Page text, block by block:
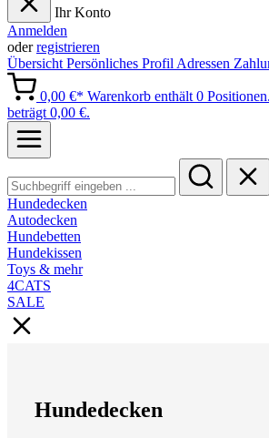
Ihr Konto
Anmelden
oderregistrieren
Übersicht Persönliches Profil Adressen
0,00 €* Warenkorb enthält 0
beträgt 0,00 €.
Hundedecken
Autodecken
Hundebetten
Hundekissen
Toys & mehr
4CATS
SALE
Hundedecken